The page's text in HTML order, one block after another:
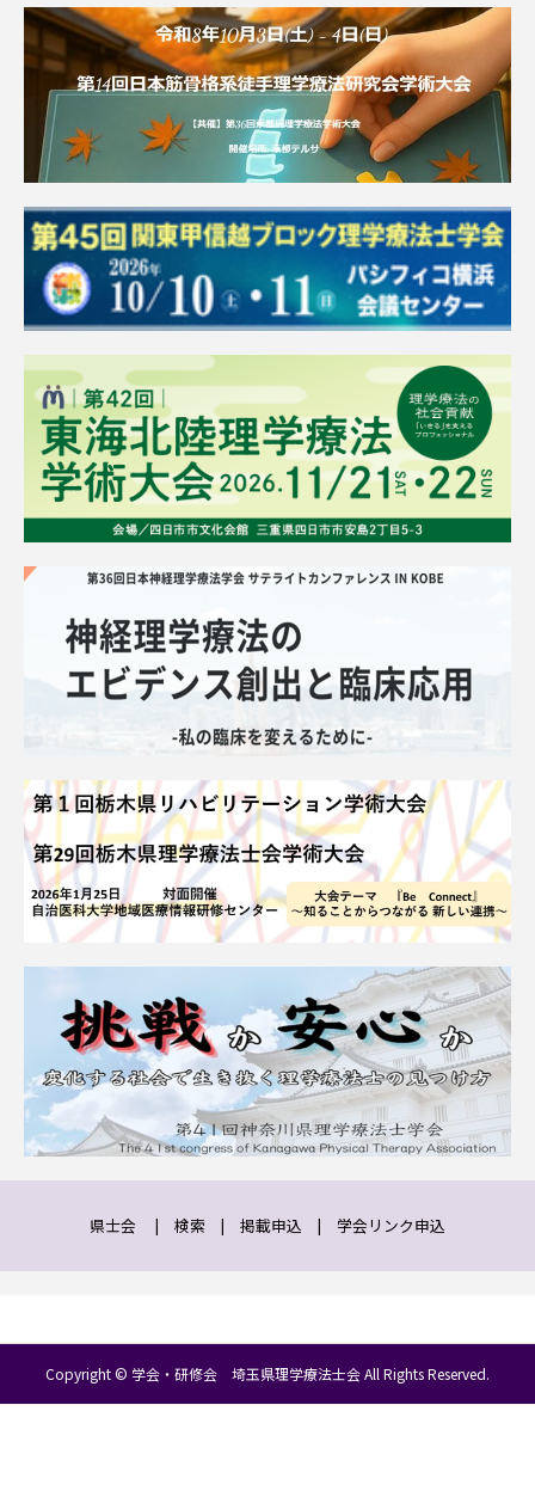
県士会 | 検索 | 掲載申込 | 学会リンク申込
Copyright © 学会・研修会 埼玉県理学療法士会 All Rights Reserved.